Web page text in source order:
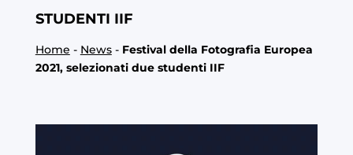
STUDENTI IIF
Home - News- Festival della Fotografia Europea
2021, selezionati due studenti IIF